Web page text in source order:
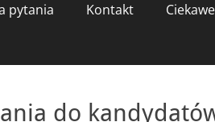
pytania Kontakt
do